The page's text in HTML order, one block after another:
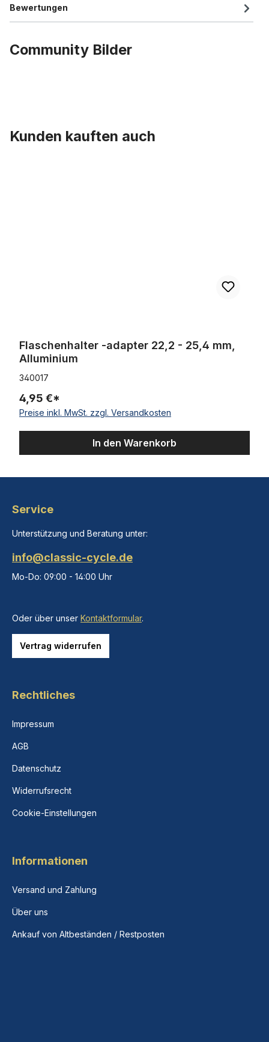
Bewertungen
Community Bilder
Kunden kauften auch
Flaschenhalter -adapter 22,2 - 25,4 mm,
Alluminium
340017
4,95 €*
Preise inkl. MwSt. zzgl. Versandkosten
In den Warenkorb
Service
Unterstützung und Beratung unter:
info@classic-cycle.de
Mo-Do: 09:00 - 14:00 Uhr
Oder über unser Kontaktformular.
Vertrag widerrufen
Rechtliches
Impressum
AGB
Datenschutz
Widerrufsrecht
Cookie-Einstellungen
Informationen
Versand und Zahlung
Über uns
Ankauf von Altbeständen / Restposten